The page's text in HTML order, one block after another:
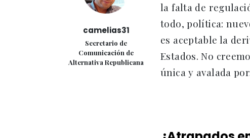
camelias31
Secretario de
Comunicación de
Alternativa Republicana
la falta de
todo, política:
es aceptable la
Estados. No
única y avalada